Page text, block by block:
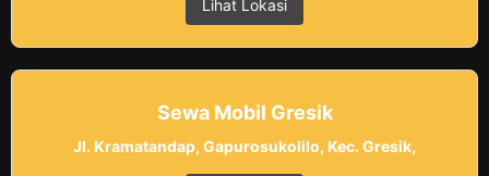
Lihat Lokasi
Sewa Mobil Gresik
Jl. Kramatandap, Gapurosukolilo, Kec. Gresik,